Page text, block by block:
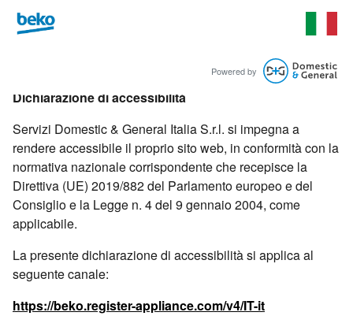
Powered by
Dichiarazione di accessibilità
Servizi Domestic & General Italia S.r.l. si impegna a
rendere accessibile il proprio sito web, in conformità con la
normativa nazionale corrispondente che recepisce la
Direttiva (UE) 2019/882 del Parlamento europeo e del
Consiglio e la Legge n. 4 del 9 gennaio 2004, come
applicabile.
La presente dichiarazione di accessibilità si applica al
seguente canale:
https://beko.register-appliance.com/v4/IT-it